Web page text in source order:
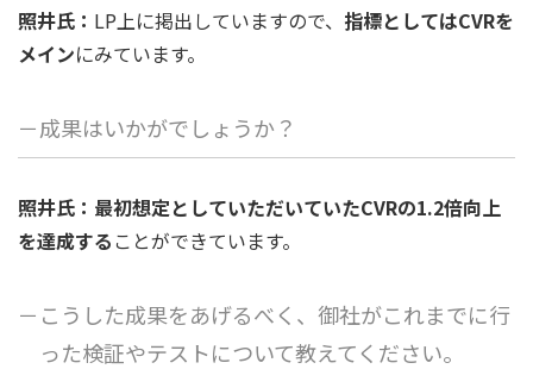
照井氏： LP上に掲出していますので、 指標としてはCVRを
メインにみています。
－成果はいかがでしょうか？
照井氏：最初想定としていただいていたCVRの1.2倍向上
を達成する ことができています。
－こうした成果をあげるべく、御社がこれまでに行
った検証やテストについて教えてください。